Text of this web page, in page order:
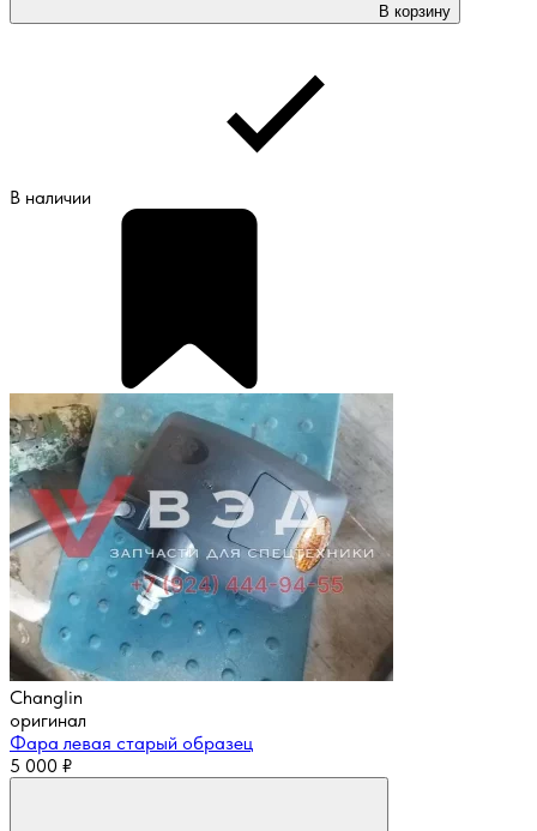
В корзину
В наличии
Changlin
оригинал
Фара левая старый образец
5 000 ₽